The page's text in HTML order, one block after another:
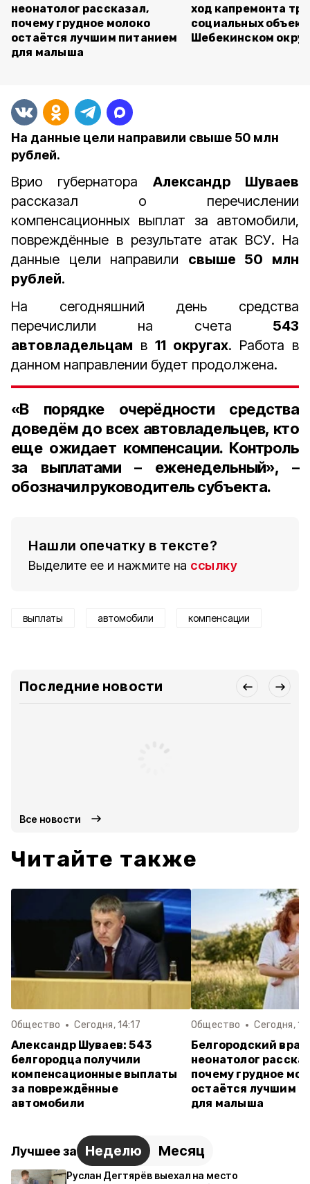
неонатолог рассказал,
почему грудное молоко
остаётся лучшим питанием
для малыша
ход капремонта
социальных
Шебекинском
На данные цели направили свыше 50 млн
рублей.
Врио губернатора Александр Шуваев
рассказал о перечислении
компенсационных выплат за автомобили,
повреждённые в результате атак ВСУ. На
данные цели направили свыше 50 млн
рублей.
На сегодняшний день средства
перечислили на счета 543
автовладельцам в 11 округах. Работа в
данном направлении будет продолжена.
«В порядке очерёдности средства
доведём до всех автовладельцев, кто
еще ожидает компенсации. Контроль
за выплатами – еженедельный», –
обозначил руководитель субъекта.
Нашли опечатку в тексте?
Выделите ее и нажмите на ссылку
выплаты автомобили компенсации
Последние новости
Все новости
Читайте также
Общество Сегодня, 14:17
Александр Шуваев: 543
белгородца получили
компенсационные выплаты
за повреждённые
автомобили
Общество Сегодня,
Белгородский
неонатолог
почему грудное
остаётся лучшим
для малыша
Лучшее за Неделю Месяц
Руслан Дегтярёв выехал на место